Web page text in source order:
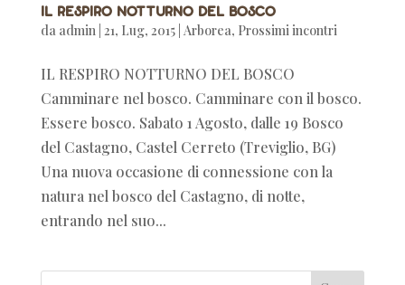
Il respiro notturno del bosco
da admin 21, Lug, 2015| Arborea, Prossimi incontri
IL RESPIRO NOTTURNO DEL BOSCO
Camminare nel bosco. Camminare con il bosco.
Essere bosco. Sabato 1 Agosto, dalle 19 Bosco
del Castagno, Castel Cerreto (Treviglio, BG)
Una nuova occasione di connessione con la
natura nel bosco del Castagno, di notte,
entrando nel suo...